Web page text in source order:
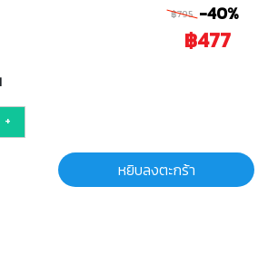
฿795 -40%
฿477
+
หยิบลงตะกร้า